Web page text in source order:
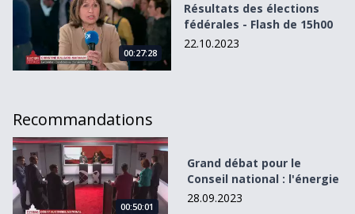
00:27:28
Résultats des élections
fédérales - Flash de 15h00
22.10.2023
Recommandations
Grand débat pour le Conseil national : l&#039;énergie
00:50:01
Grand débat pour le
Conseil national : l'énergie
28.09.2023